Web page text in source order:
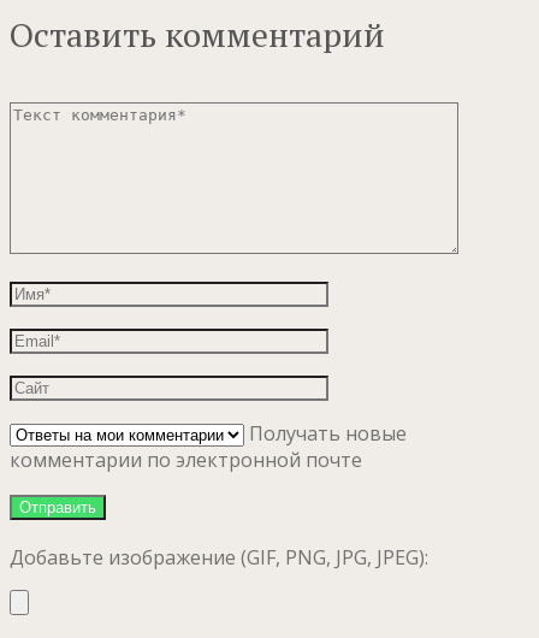
Оставить комментарий
Получать новые
комментарии по электронной почте
Добавьте изображение (GIF, PNG, JPG, JPEG):